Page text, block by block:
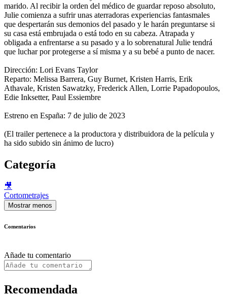
marido. Al recibir la orden del médico de guardar reposo absoluto,
Julie comienza a sufrir unas aterradoras experiencias fantasmales
que despertarán sus demonios del pasado y le harán preguntarse si
su casa está embrujada o está todo en su cabeza. Atrapada y
obligada a enfrentarse a su pasado y a lo sobrenatural Julie tendrá
que luchar por protegerse a sí misma y a su bebé a punto de nacer.
Dirección: Lori Evans Taylor
Reparto: Melissa Barrera, Guy Burnet, Kristen Harris, Erik
Athavale, Kristen Sawatzky, Frederick Allen, Lorrie Papadopoulos,
Edie Inksetter, Paul Essiembre
Estreno en España: 7 de julio de 2023
(El trailer pertenece a la productora y distribuidora de la película y
ha sido subido sin ánimo de lucro)
Categoría
🎥
Cortometrajes
Mostrar menos
Comentarios
Añade tu comentario
Recomendada